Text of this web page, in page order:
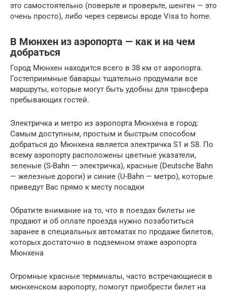
это самостоятельно (поверьте и проверьте, шенген — это
очень просто), либо через сервисы вроде Visa to home.
В Мюнхен из аэропорта — как и на чем
добраться
Город Мюнхен находится всего в 38 км от аэропорта.
Гостеприимные баварцы тщательно продумали все
маршруты, которые могут быть удобны для трансфера
пребывающих гостей.
Электричка и метро из аэропорта Мюнхена в город:
Самым доступным, простым и быстрым способом
добраться до Мюнхена является электричка S1 и S8. По
всему аэропорту расположены цветные указатели,
зеленые (S-Bahn — электричка), красные (Deutsche Bahn
— железные дороги) и синие (U-Bahn — метро), которые
приведут Вас прямо к месту посадки
Обратите внимание на то, что в поездах билеты не
продают и об оплате проезда нужно позаботиться
заранее в специальных автоматах по продаже билетов,
которых достаточно в подземном этаже аэропорта
Мюнхена
Огромные красные терминалы, часто встречающиеся в
мюнхенском аэропорту, помогут приобрести билет на